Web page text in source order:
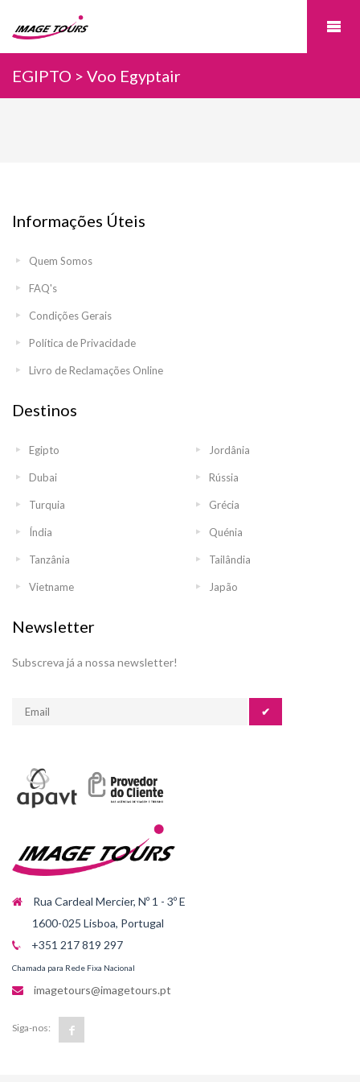
EGIPTO > Voo Egyptair
Informações Úteis
Quem Somos
FAQ's
Condições Gerais
Política de Privacidade
Livro de Reclamações Online
Destinos
Egipto Jordânia
Dubai Rússia
Turquia Grécia
Índia Quénia
Tanzânia Tailândia
Vietname Japão
Newsletter
Subscreva já a nossa newsletter!
✔
Rua Cardeal Mercier, Nº 1 - 3º E
1600-025 Lisboa, Portugal
+351 217 819 297
Chamada para Rede Fixa Nacional
imagetours@imagetours.pt
Siga-nos: